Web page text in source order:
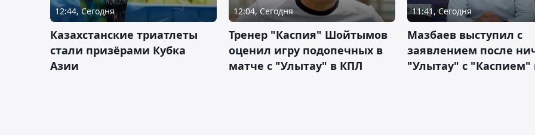
12:44, Сегодня
Казахстанские триатлеты
стали призёрами Кубка
Азии
12:04, Сегодня
Тренер "Каспия" Шойтымов
оценил игру подопечных в
матче с "Улытау" в КПЛ
11:41, Сегодня
Мазбаев выступил с
заявлением после
"Улытау" с "Каспием"